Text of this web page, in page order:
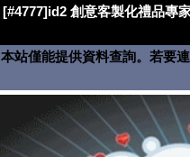
[#4777]id2 創意客製化禮品專
本站僅能提供資料查詢。若要